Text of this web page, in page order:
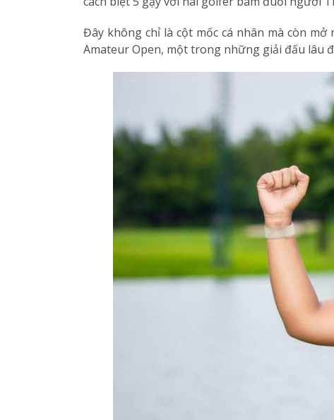
Đây không chỉ là cột mốc cá nhân mà còn
Amateur Open, một trong những giải đấu lâu